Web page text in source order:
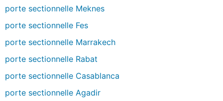
porte sectionnelle Meknes
porte sectionnelle Fes
porte sectionnelle Marrakech
porte sectionnelle Rabat
porte sectionnelle Casablanca
porte sectionnelle Agadir